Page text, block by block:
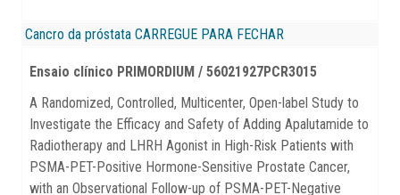
Cancro da próstata CARREGUE PARA FECHAR
Ensaio clínico PRIMORDIUM / 56021927PCR3015
A Randomized, Controlled, Multicenter, Open-label Study to
Investigate the Efficacy and Safety of Adding Apalutamide to
Radiotherapy and LHRH Agonist in High-Risk Patients with
PSMA-PET-Positive Hormone-Sensitive Prostate Cancer,
with an Observational Follow-up of PSMA-PET-Negative